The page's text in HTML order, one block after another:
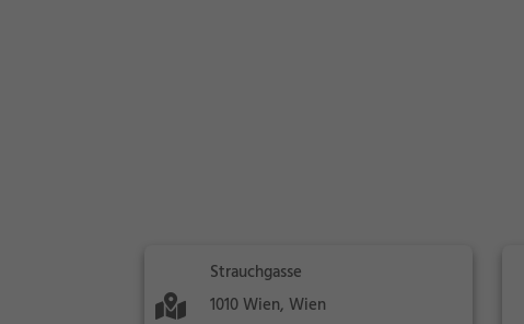
Strauchgasse
1010 Wien, Wien